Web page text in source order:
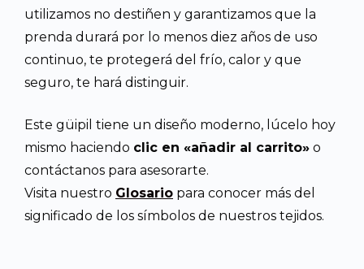
utilizamos no destiñen y garantizamos que la
prenda durará por lo menos diez años de uso
continuo, te protegerá del frío, calor y que
seguro, te hará distinguir.
Este güipil tiene un diseño moderno, lúcelo hoy
mismo haciendo clic en «añadir al carrito» o
contáctanos para asesorarte.
Visita nuestro Glosario para conocer más del
significado de los símbolos de nuestros tejidos.